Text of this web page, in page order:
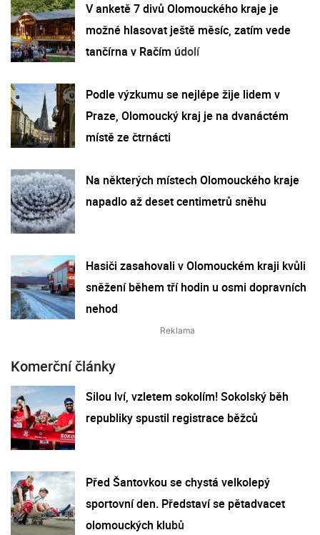
V anketě 7 divů Olomouckého kraje je
možné hlasovat ještě měsíc, zatím vede
tančírna v Račím údolí
Podle výzkumu se nejlépe žije lidem v
Praze, Olomoucký kraj je na dvanáctém
místě ze čtrnácti
Na některých místech Olomouckého kraje
napadlo až deset centimetrů sněhu
Hasiči zasahovali v Olomouckém kraji kvůli
sněžení během tří hodin u osmi dopravních
nehod
Komerční články
Silou lví, vzletem sokolím! Sokolský běh
republiky spustil registrace běžců
Před Šantovkou se chystá velkolepý
sportovní den. Představí se pětadvacet
olomouckých klubů